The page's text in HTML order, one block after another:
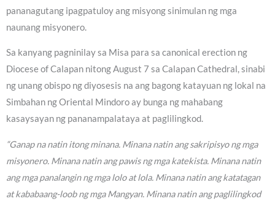
pananagutang ipagpatuloy ang misyong sinimulan ng mga
naunang misyonero.
Sa kanyang pagninilay sa Misa para sa canonical erection ng
Diocese of Calapan nitong August 7 sa Calapan Cathedral, sinabi
ng unang obispo ng diyosesis na ang bagong katayuan ng lokal na
Simbahan ng Oriental Mindoro ay bunga ng mahabang
kasaysayan ng pananampalataya at paglilingkod.
“Ganap na natin itong minana. Minana natin ang sakripisyo ng mga
misyonero. Minana natin ang pawis ng mga katekista. Minana natin
ang mga panalangin ng mga lolo at lola. Minana natin ang katatagan
at kababaang-loob ng mga Mangyan. Minana natin ang paglilingkod